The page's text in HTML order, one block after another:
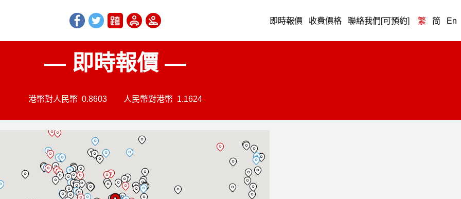
即時報價 收費價格 聯絡我們[可預約] 繁 简 En
— 即時報價 —
港幣對人民幣 0.8603 人民幣對港幣 1.1624